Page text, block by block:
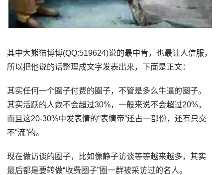
其中大熊猫博博(QQ:519624)说的最中肯，也最让人信服，
所以把他说的话整理成文字发表出来，下面是正文：
其实任何一个圈子付费的圈子，不管是多么牛逼的圈子。
其实活跃的人数不会超过30%，一般来说不会超过20%，
而且这20-30%中发表情的“表情帝”还占一部份，还有只交
不“流”的。
现在做访谈的圈子，比如像静子访谈等等越来越多，其实
最后都是要转做“收费圈子”圈一群被采访过的名人。